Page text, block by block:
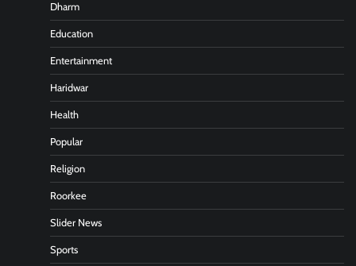
Dharm
Education
Entertainment
Haridwar
Health
Popular
Religion
Roorkee
Slider News
Sports